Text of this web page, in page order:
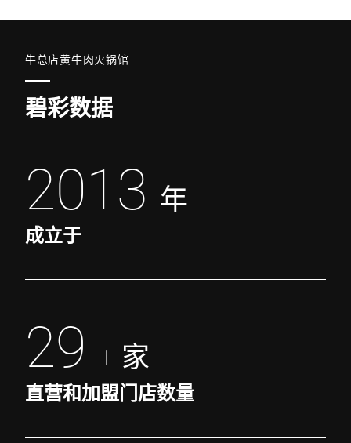
牛总店黄牛肉火锅馆
碧彩数据
2013 年
成立于
29 + 家
直营和加盟门店数量